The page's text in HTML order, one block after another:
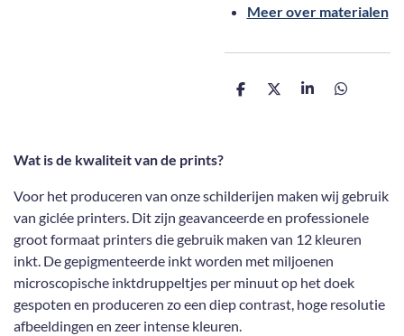
Meer over materialen
D
D
S
D
Wat is de kwaliteit van de prints?
Voor het produceren van onze schilderijen maken wij gebruik
van giclée printers. Dit zijn geavanceerde en professionele
groot formaat printers die gebruik maken van 12 kleuren
inkt. De gepigmenteerde inkt worden met miljoenen
microscopische inktdruppeltjes per minuut op het doek
gespoten en produceren zo een diep contrast, hoge resolutie
afbeeldingen en zeer intense kleuren.